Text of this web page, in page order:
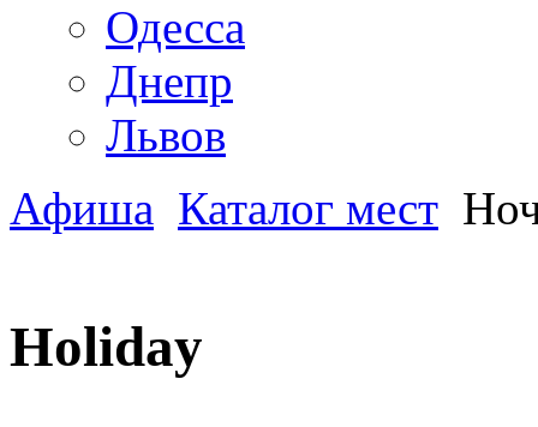
Одесса
Днепр
Львов
Афиша Каталог мест
Holiday